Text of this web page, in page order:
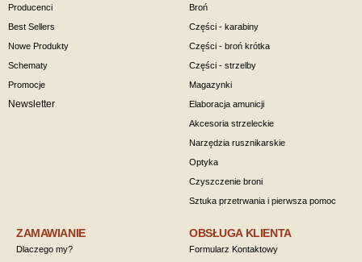
Producenci
Best Sellers
Nowe Produkty
Schematy
Promocje
Newsletter
Broń
Części - karabiny
Części - broń krótka
Części - strzelby
Magazynki
Elaboracja amunicji
Akcesoria strzeleckie
Narzędzia rusznikarskie
Optyka
Czyszczenie broni
Sztuka przetrwania i pierwsza pomoc
ZAMAWIANIE
Dlaczego my?
OBSŁUGA KLIENTA
Formularz Kontaktowy